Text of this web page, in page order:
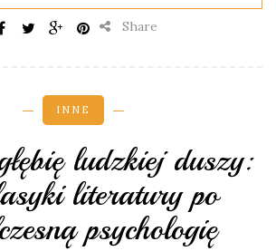
Share
INNE
ludzkiej duszy:
literatury po
psychologię